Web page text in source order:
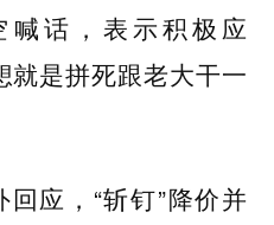
喊话，表示积极应
就是拼死跟老大干一
应，“斩钉”降价并